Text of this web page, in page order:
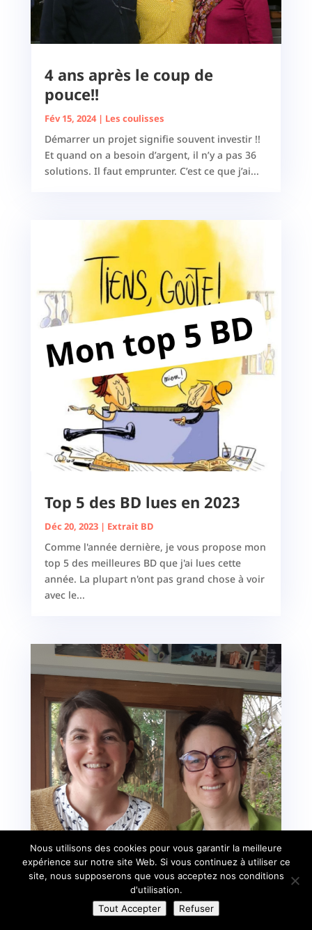
4 ans après le coup de
pouce!!
Fév 15, 2024| Les coulisses
Démarrer un projet signifie souvent investir !!
Et quand on a besoin d’argent, il n’y a pas 36
solutions. Il faut emprunter. C’est ce que j’ai...
Top 5 des BD lues en 2023
Déc 20, 2023| Extrait BD
Comme l'année dernière, je vous propose mon
top 5 des meilleures BD que j'ai lues cette
année. La plupart n'ont pas grand chose à voir
avec le...
Nous utilisons des cookies pour vous garantir la meilleure
expérience sur notre site Web. Si vous continuez à utiliser ce
site, nous supposerons que vous acceptez nos conditions
d'utilisation.
Tout Accepter
Refuser